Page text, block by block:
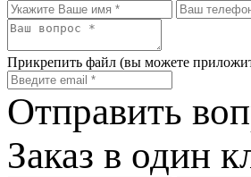
Прикрепить файл (вы можете
Отправить
Заказ в один